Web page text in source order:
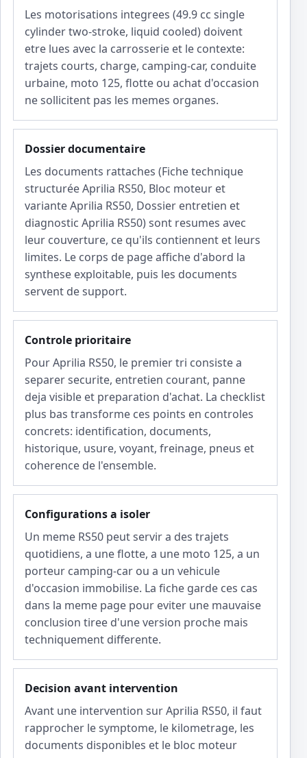
Les motorisations integrees (49.9 cc single
cylinder two-stroke, liquid cooled) doivent
etre lues avec la carrosserie et le contexte:
trajets courts, charge, camping-car, conduite
urbaine, moto 125, flotte ou achat d'occasion
ne sollicitent pas les memes organes.
Dossier documentaire
Les documents rattaches (Fiche technique
structurée Aprilia RS50, Bloc moteur et
variante Aprilia RS50, Dossier entretien et
diagnostic Aprilia RS50) sont resumes avec
leur couverture, ce qu'ils contiennent et leurs
limites. Le corps de page affiche d'abord la
synthese exploitable, puis les documents
servent de support.
Controle prioritaire
Pour Aprilia RS50, le premier tri consiste a
separer securite, entretien courant, panne
deja visible et preparation d'achat. La checklist
plus bas transforme ces points en controles
concrets: identification, documents,
historique, usure, voyant, freinage, pneus et
coherence de l'ensemble.
Configurations a isoler
Un meme RS50 peut servir a des trajets
quotidiens, a une flotte, a une moto 125, a un
porteur camping-car ou a un vehicule
d'occasion immobilise. La fiche garde ces cas
dans la meme page pour eviter une mauvaise
conclusion tiree d'une version proche mais
techniquement differente.
Decision avant intervention
Avant une intervention sur Aprilia RS50, il faut
rapprocher le symptome, le kilometrage, les
documents disponibles et le bloc moteur